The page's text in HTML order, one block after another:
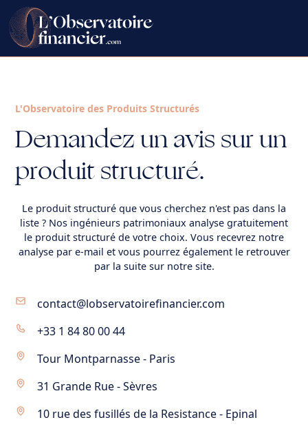
L'Observatoire des Produits Structurés
Demandez un avis sur un
produit structuré.
Le produit structuré que vous cherchez n'est pas dans la
liste ? Nos ingénieurs patrimoniaux analyse gratuitement
le produit structuré de votre choix. Vous recevrez notre
analyse par e-mail et vous pourrez également le retrouver
par la suite sur notre site.
contact@lobservatoirefinancier.com
+33 1 84 80 00 44
Tour Montparnasse - Paris
31 Grande Rue - Sèvres
10 rue des fusillés de la Resistance - Epinal